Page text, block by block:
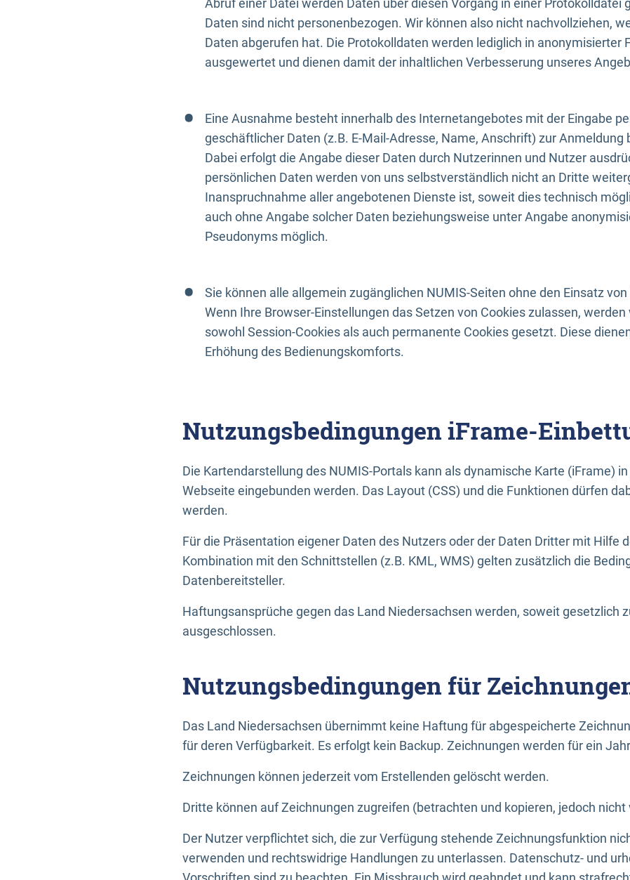
Abruf einer Datei werden Daten über diesen Vorgang in einer Protokolldatei
Daten sind nicht personenbezogen. Wir können also nicht nachvollziehen,
Daten abgerufen hat. Die Protokolldaten werden lediglich in anonymisierter
ausgewertet und dienen damit der inhaltlichen Verbesserung unseres
Eine Ausnahme besteht innerhalb des Internetangebotes mit der Eingabe
geschäftlicher Daten (z.B. E-Mail-Adresse, Name, Anschrift) zur Anmeldung
Dabei erfolgt die Angabe dieser Daten durch Nutzerinnen und Nutzer
persönlichen Daten werden von uns selbstverständlich nicht an Dritte
Inanspruchnahme aller angebotenen Dienste ist, soweit dies technisch
auch ohne Angabe solcher Daten beziehungsweise unter Angabe
Pseudonyms möglich.
Sie können alle allgemein zugänglichen NUMIS-Seiten ohne den Einsatz
Wenn Ihre Browser-Einstellungen das Setzen von Cookies zulassen, werden
sowohl Session-Cookies als auch permanente Cookies gesetzt. Diese
Erhöhung des Bedienungskomforts.
Nutzungsbedingungen iFrame-
Die Kartendarstellung des NUMIS-Portals kann als dynamische Karte (iFrame)
Webseite eingebunden werden. Das Layout (CSS) und die Funktionen dürfen
werden.
Für die Präsentation eigener Daten des Nutzers oder der Daten Dritter mit Hilfe
Kombination mit den Schnittstellen (z.B. KML, WMS) gelten zusätzlich die
Datenbereitsteller.
Haftungsansprüche gegen das Land Niedersachsen werden, soweit gesetzlich
ausgeschlossen.
Nutzungsbedingungen für
Das Land Niedersachsen übernimmt keine Haftung für abgespeicherte
für deren Verfügbarkeit. Es erfolgt kein Backup. Zeichnungen werden für ein
Zeichnungen können jederzeit vom Erstellenden gelöscht werden.
Dritte können auf Zeichnungen zugreifen (betrachten und kopieren, jedoch nicht
Der Nutzer verpflichtet sich, die zur Verfügung stehende Zeichnungsfunktion
verwenden und rechtswidrige Handlungen zu unterlassen. Datenschutz- und